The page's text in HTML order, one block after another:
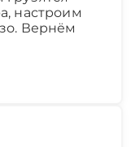
настроим
Вернём